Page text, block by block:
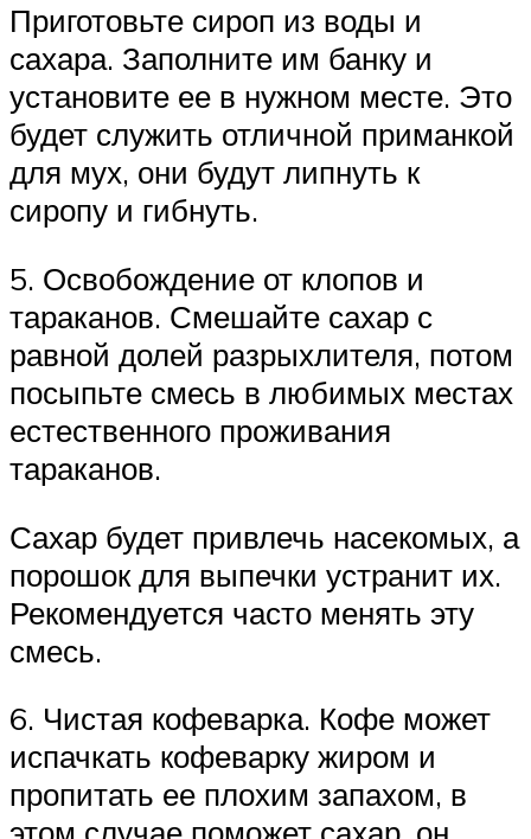
Приготовьте сироп из воды и
сахара. Заполните им банку и
установите ее в нужном месте. Это
будет служить отличной приманкой
для мух, они будут липнуть к
сиропу и гибнуть.
5. Освобождение от клопов и
тараканов. Смешайте сахар с
равной долей разрыхлителя, потом
посыпьте смесь в любимых местах
естественного проживания
тараканов.
Сахар будет привлечь насекомых, а
порошок для выпечки устранит их.
Рекомендуется часто менять эту
смесь.
6. Чистая кофеварка. Кофе может
испачкать кофеварку жиром и
пропитать ее плохим запахом, в